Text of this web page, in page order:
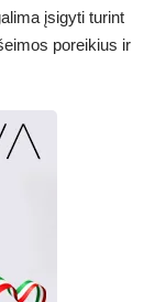
įsigyti turint
poreikius ir